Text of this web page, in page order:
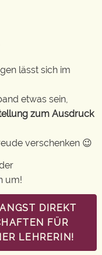
lässt sich im
etwas sein,
zum Ausdruck
verschenken 😉
um!
DIREKT
FÜR
LEHRERIN!